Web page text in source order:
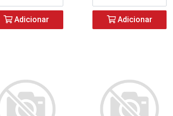
Adicionar Adicionar